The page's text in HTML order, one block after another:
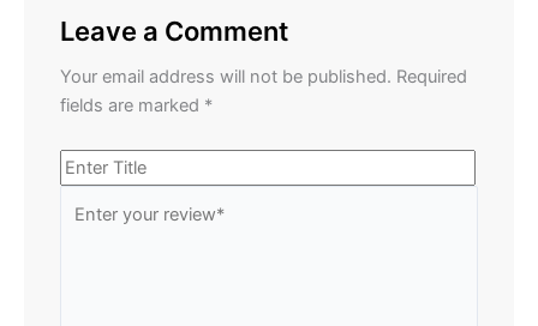
Leave a Comment
Your email address will not be published. Required
fields are marked *